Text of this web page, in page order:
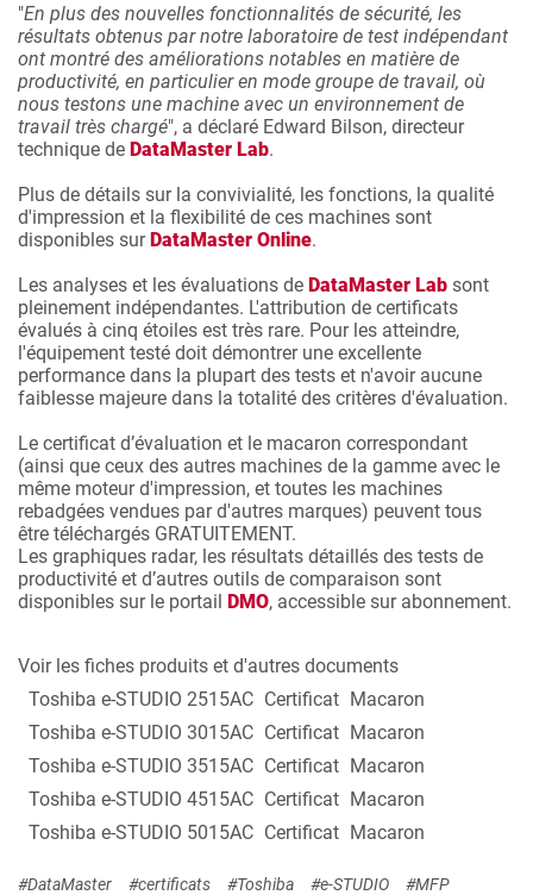
"En plus des nouvelles fonctionnalités de sécurité, les
résultats obtenus par notre laboratoire de test indépendant
ont montré des améliorations notables en matière de
productivité, en particulier en mode groupe de travail, où
nous testons une machine avec un environnement de
travail très chargé", a déclaré Edward Bilson, directeur
technique de DataMaster Lab.
Plus de détails sur la convivialité, les fonctions, la qualité
d'impression et la flexibilité de ces machines sont
disponibles surDataMaster Online.
Les analyses et les évaluations de DataMaster Lab sont
pleinement indépendantes. L'attribution de certificats
évalués à cinq étoiles est très rare. Pour les atteindre,
l'équipement testé doit démontrer une excellente
performance dans la plupart des tests et n'avoir aucune
faiblesse majeure dans la totalité des critères d'évaluation.
Le certificat d’évaluation et le macaron correspondant
(ainsi que ceux des autres machines de la gamme avec le
même moteur d'impression, et toutes les machines
rebadgées vendues par d'autres marques) peuvent tous
être téléchargés GRATUITEMENT.
Les graphiques radar, les résultats détaillés des tests de
productivité et d’autres outils de comparaison sont
disponibles sur le portail DMO, accessible sur abonnement.
Voir les fiches produits et d'autres documents
Toshiba e-STUDIO 2515AC Certificat Macaron
Toshiba e-STUDIO 3015AC Certificat Macaron
Toshiba e-STUDIO 3515AC Certificat Macaron
Toshiba e-STUDIO 4515AC Certificat Macaron
Toshiba e-STUDIO 5015AC Certificat Macaron
#DataMaster #certificats #Toshiba #e-STUDIO
#MFP